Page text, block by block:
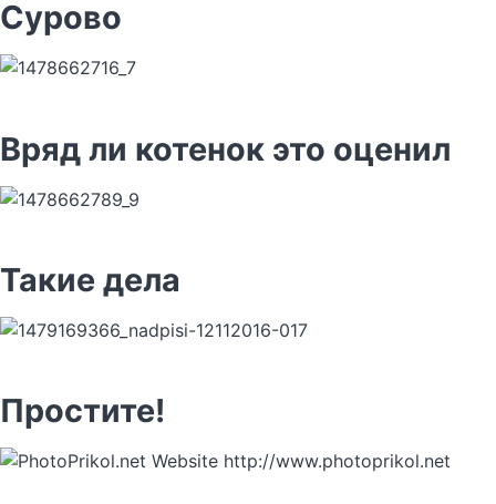
Сурово
Вряд ли котенок это оценил
Такие дела
Простите!